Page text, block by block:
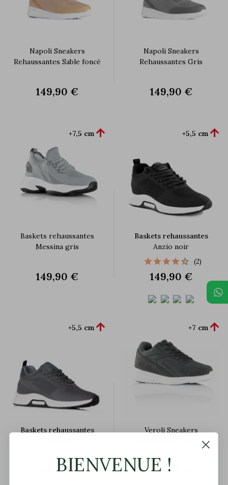
Napoli Sneakers
Rehaussantes Sable foncé
149,90 €
Napoli Sneakers
Rehaussantes Gris
149,90 €
Baskets rehaussantes
Messina gris
+7,5 cm 
149,90 €
Baskets rehaussantes
Anzio noir
+5,5 cm 
(2)
149,90 €
Baskets rehaussantes
+5,5 cm 
149,90 €
Veroli Sneakers
Rehaussantes Gris foncé
+7 cm 
149,90 €
BIENVENUE !